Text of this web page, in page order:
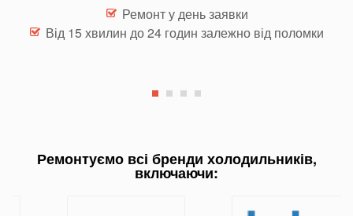
Ремонт у день заявки
Від 15 хвилин до 24 годин залежно від поломки
Ремонтуємо всі бренди холодильників,
включаючи: